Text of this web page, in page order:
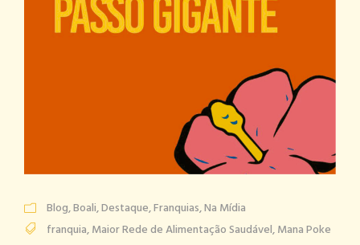
Blog,Boali,Destaque,Franquias,Na Mídia
franquia,Maior Rede de Alimentação Saudável,Mana Poke